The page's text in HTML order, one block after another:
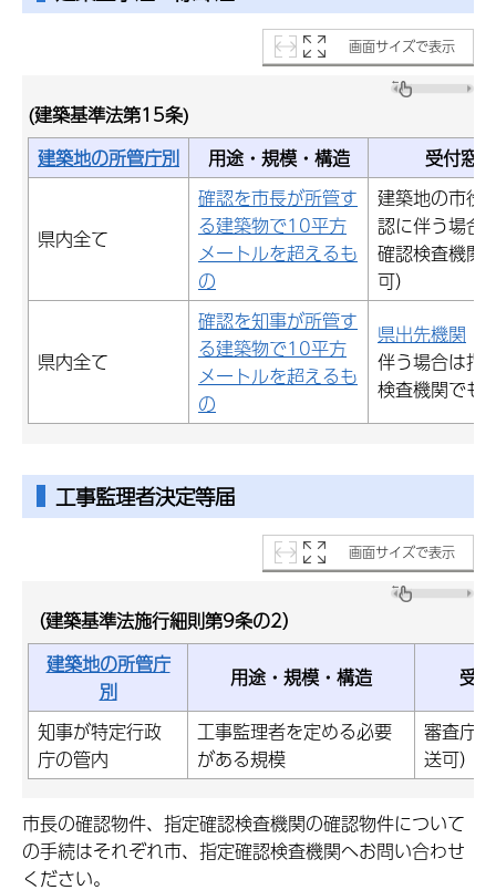
画面サイズで表示
(建築基準法第15条)
建築地の所管庁別
用途・規模・構造 受付窓口
県内全て
確認を市長が所管す
る建築物で10平方
メートルを超えるも
の
建築地の市役
認に伴う場合
確認検査機関
可）
県内全て
確認を知事が所管す
る建築物で10平方
メートルを超えるも
の
県出先機関
伴う場合は指
検査機関でも
工事監理者決定等届
画面サイズで表示
（建築基準法施行細則第9条の2）
建築地の所管庁
別
用途・規模・構造
受
知事が特定行政
庁の管内
工事監理者を定める必要
がある規模
審査庁
送可）
市長の確認物件、指定確認検査機関の確認物件について
の手続はそれぞれ市、指定確認検査機関へお問い合わせ
ください。